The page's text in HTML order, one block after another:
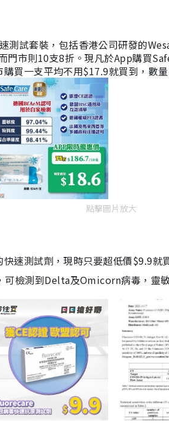
測試套裝，包括香港公司研發的
門市則10支8折。現凡於App購買
買一支平均不用$17.9就買到，數
點擊圖片放大
速測試劑，現時只要超低價$9.9就
可檢測到Delta及Omicorn病毒，靈